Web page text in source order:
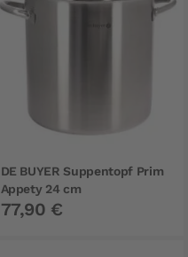
DE BUYER Suppentopf Prim
Appety 24 cm
77,90 €